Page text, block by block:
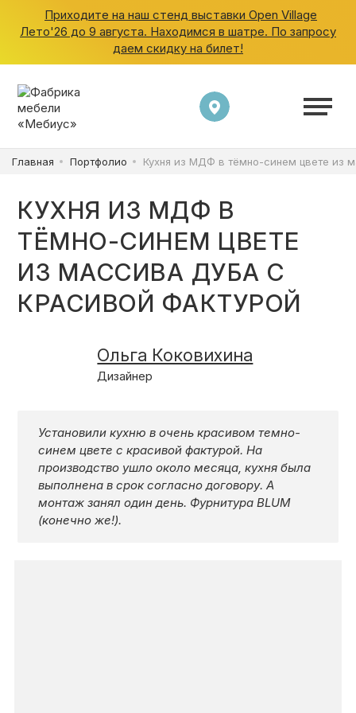
Приходите на наш стенд выставки Open Village
Лето'26 до 9 августа. Находимся в шатре. По запросу
даем скидку на билет!
Главная Портфолио Кухня из МДФ в тёмно-синем цвете из
КУХНЯ ИЗ МДФ В
ТЁМНО-СИНЕМ ЦВЕТЕ
ИЗ МАССИВА ДУБА С
КРАСИВОЙ ФАКТУРОЙ
Ольга Коковихина
Дизайнер
Установили кухню в очень красивом темно-
синем цвете с красивой фактурой. На
производство ушло около месяца, кухня была
выполнена в срок согласно договору. А
монтаж занял один день. Фурнитура BLUM
(конечно же!).
ШКАФЫ
КУХНИ
ГАРДЕРОБНЫЕ
ДЕТСКИЕ
ВАННАЯ
КОНТАКТЫ
КАТАЛОГ МЕБЕЛИ
О ФАБРИКЕ